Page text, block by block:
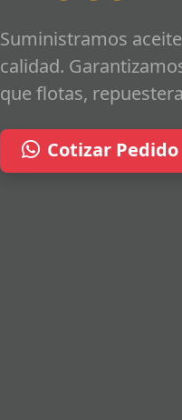
Suministramos
calidad.
que flotas,
Cotizar Pedido